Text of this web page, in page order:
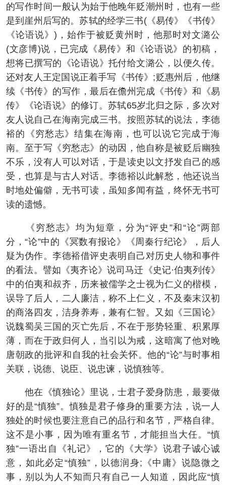
的写作时间一般认为始于他晚年贬潮州时，也有一些
是到崖州后写的。苏轼的经学三书(《易传》《书传》
《论语说》)，始作于被贬黄州时，他那时对文潞公
(文彦博)说，已完成《易传》和《论语说》的初稿，
想将已撰写的《论语说》托付给文潞公，以便久传。
还对友人王定国说正着手写《书传》;贬惠州后，他继
续《书传》的写作，最后在儋州完成《书传》和《易
传》《论语说》的修订。苏轼65岁北归之际，多次对
友人说自己在海南完成三书。按照苏轼的说法，李德
裕的《穷愁志》结集在海南，也可以说它完成于海
南。至于写《穷愁志》的动因，他自称是被贬后幽独
不乐，没有人可以对话，于是读史以文抒发自己的感
受，也算是与古人对话。李德裕以此解愁，他还说当
时地处偏僻，无书可读，虽知多闻有益，终怀无书可
读的遗憾。
《穷愁志》均为短章，分为“评史”和“论”两部
分，“论”中的《冥数有报论》《周秦行纪论》，后人
疑为伪作。李德裕借评史表明自己对历史人物和事件
的看法。譬如《夷齐论》说司马迁《史记·伯夷列传》
中的伯夷和叔齐，历来被儒学之士视为仁义的楷模，
误导了后人，二人廉洁，称不上仁义，不及秦末汉初
的商洛四友，洁身养寿，兼有仁智。又如《三国论》
说魏蜀吴三国的灭亡先后，不在于形势轻重、积累厚
薄，而在于政归何人，当引以为戒，这暗寓了他对晚
唐朝政的批评和自我的社会关怀。他的“论”与时事相
关联，说德、说臣、说忠谏，说慎独等。
他在《慎独论》里说，士君子爱身防患，最要做
好的是“慎独”。慎独是君子修身的重要方法，说一人
独处的时候也要注意自己的品行和名节，严格自律。
这不是小事，因为唯有重名节，才能担当大任。“慎
独”一语出自《礼记》，它的《大学》说君子诚心诚
意，如此必定“慎独”，以德润身;《中庸》说隐微之
事，别以为人不知而只有自己一人知道，因此应“慎